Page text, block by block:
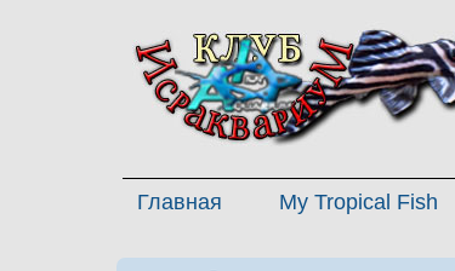
Главная My Tropical Fish